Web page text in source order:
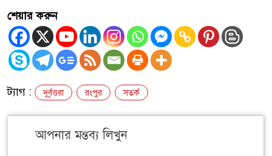
শেয়ার করুন
ট্যাগ : দুর্বৃত্তরা রংপুর সতর্ক
আপনার মন্তব্য লিখুন